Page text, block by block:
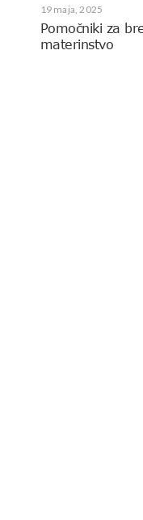
19 maja, 2025
Pomočniki za
materinstvo